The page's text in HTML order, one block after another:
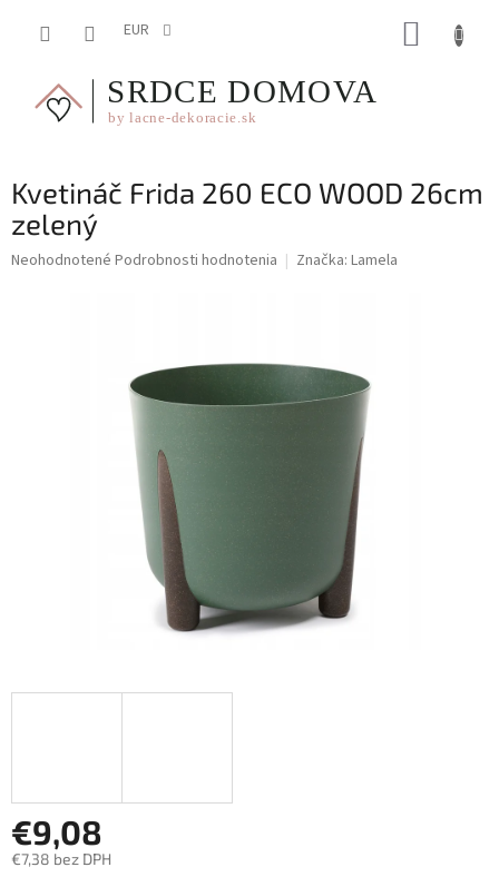
EUR
Kvetináč Frida 260 ECO WOOD 26cm
zelený
Priemerné
Neohodnotené Podrobnosti hodnotenia Značka: Lamela
€9,08
€7,38 bez DPH